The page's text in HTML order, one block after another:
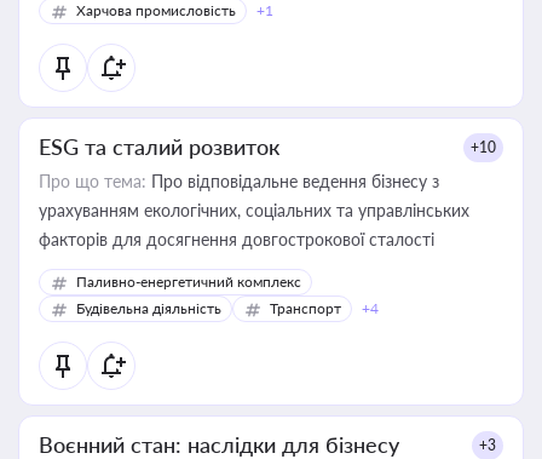
Харчова промисловість
+1
ESG та сталий розвиток +10
Про що тема: Про відповідальне ведення бізнесу з
урахуванням екологічних, соціальних та управлінських
факторів для досягнення довгострокової сталості
Паливно-енергетичний комплекс
Будівельна діяльність
Транспорт +4
Воєнний стан: наслідки для бізнесу +3